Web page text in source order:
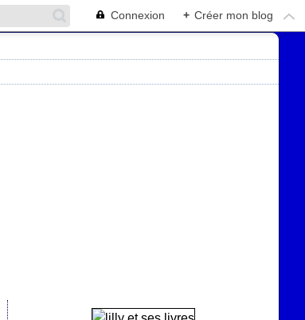
Connexion + Créer mon blog